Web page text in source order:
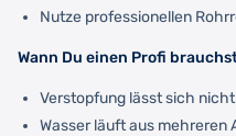
Nutze professionellen
Wann Du einen Profi
Verstopfung lässt sich
Wasser läuft aus mehreren